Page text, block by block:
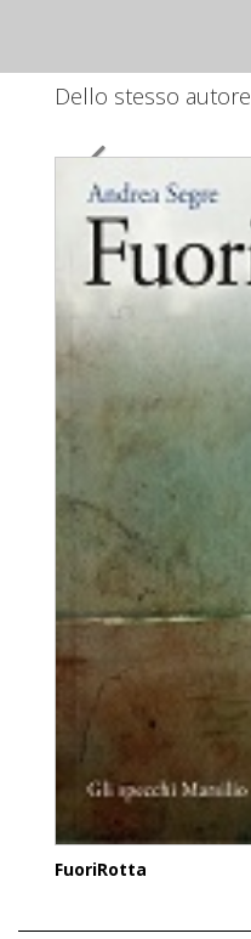
Dello stesso autore
FuoriRotta